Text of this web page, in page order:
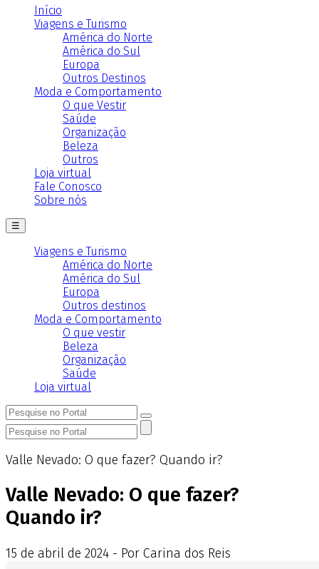
Início
Viagens e Turismo
América do Norte
América do Sul
Europa
Outros Destinos
Moda e Comportamento
O que Vestir
Saúde
Organização
Beleza
Outros
Loja virtual
Fale Conosco
Sobre nós
☰
Viagens e Turismo
América do Norte
América do Sul
Europa
Outros destinos
Moda e Comportamento
O que vestir
Beleza
Organização
Saúde
Loja virtual
Valle Nevado: O que fazer? Quando ir?
Valle Nevado: O que fazer?
Quando ir?
15 de abril de 2024 - Por Carina dos Reis